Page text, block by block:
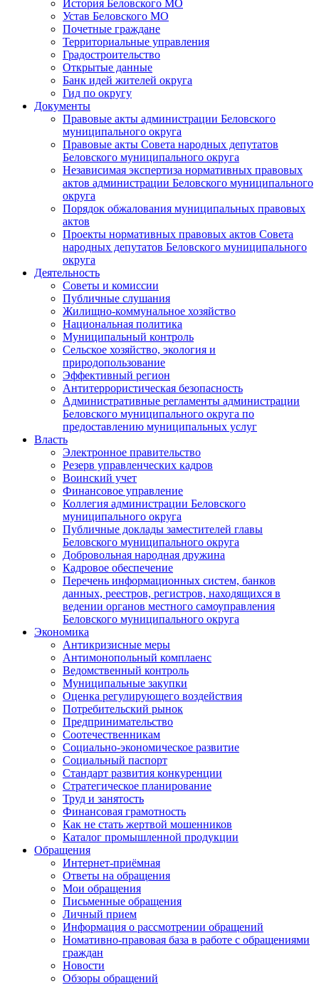
История Беловского МО
Устав Беловского МО
Почетные граждане
Территориальные управления
Градостроительство
Открытые данные
Банк идей жителей округа
Гид по округу
Документы
Правовые акты администрации Беловского
муниципального округа
Правовые акты Совета народных депутатов
Беловского муниципального округа
Независимая экспертиза нормативных правовых
актов администрации Беловского муниципального
округа
Порядок обжалования муниципальных правовых
актов
Проекты нормативных правовых актов Совета
народных депутатов Беловского муниципального
округа
Деятельность
Советы и комиссии
Публичные слушания
Жилищно-коммунальное хозяйство
Национальная политика
Муниципальный контроль
Сельское хозяйство, экология и
природопользование
Эффективный регион
Антитеррористическая безопасность
Административные регламенты администрации
Беловского муниципального округа по
предоставлению муниципальных услуг
Власть
Электронное правительство
Резерв управленческих кадров
Воинский учет
Финансовое управление
Коллегия администрации Беловского
муниципального округа
Публичные доклады заместителей главы
Беловского муниципального округа
Добровольная народная дружина
Кадровое обеспечение
Перечень информационных систем, банков
данных, реестров, регистров, находящихся в
ведении органов местного самоуправления
Беловского муниципального округа
Экономика
Антикризисные меры
Антимонопольный комплаенс
Ведомственный контроль
Муниципальные закупки
Оценка регулирующего воздействия
Потребительский рынок
Предпринимательство
Соотечественникам
Социально-экономическое развитие
Социальный паспорт
Стандарт развития конкуренции
Стратегическое планирование
Труд и занятость
Финансовая грамотность
Как не стать жертвой мошенников
Каталог промышленной продукции
Обращения
Интернет-приёмная
Ответы на обращения
Мои обращения
Письменные обращения
Личный прием
Информация о рассмотрении обращений
Номативно-правовая база в работе с обращениями
граждан
Новости
Обзоры обращений